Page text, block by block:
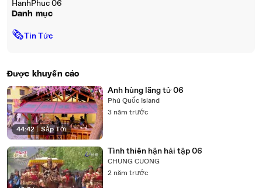
HanhPhuc 06
Danh mục
🗞Tin Tức
Được khuyến cáo
44:42 | Sắp Tới
Anh hùng lãng tử 06
Phú Quốc Island
3 năm trước
Tình thiên hận hải tập 06
CHUNG CUONG
2 năm trước